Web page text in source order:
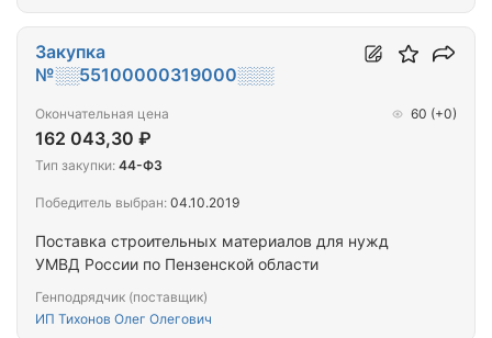
Поставка строительных материалов для нужд
УМВД России по Пензенской области
Генподрядчик (поставщик)
ИП Тихонов Олег Олегович
Закупка
№░░55100000319000░░░
Окончательная цена
162 043,30 ₽
60 (+0)
Тип закупки: 44-ФЗ
Победитель выбран: 04.10.2019